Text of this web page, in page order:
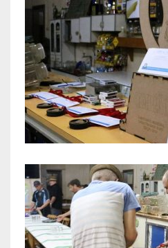
Links Úteis
Emendas Parlament. EC 105 FNS
Emendas Parlamentares Federais
Convênios com o Estado
Emendas Parlamentares Estaduais
Fala Cidadão
ITBI Online
Portal do Cidadão